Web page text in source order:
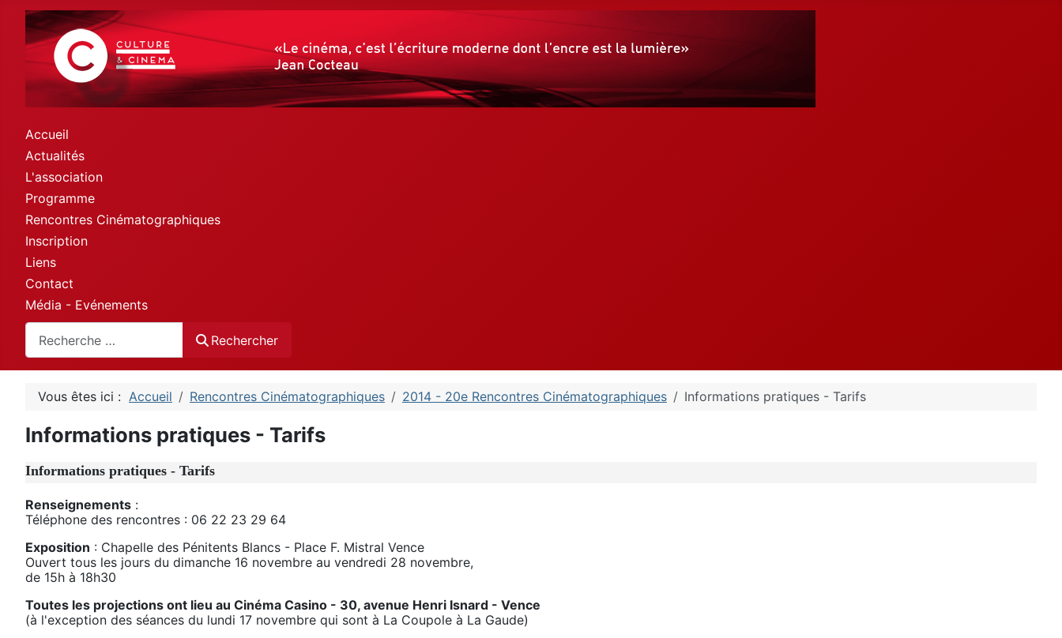
Accueil
Actualités
L'association
Programme
Rencontres Cinématographiques
Inscription
Liens
Contact
Média - Evénements
Rechercher
Vous êtes ici : Accueil Rencontres Cinématographiques 2014 - 20e Rencontres Cinématographiques Informations pratiques - Tarifs
Informations pratiques - Tarifs
Informations pratiques - Tarifs
Renseignements :
Téléphone des rencontres : 06 22 23 29 64
Exposition : Chapelle des Pénitents Blancs - Place F. Mistral Vence
Ouvert tous les jours du dimanche 16 novembre au vendredi 28 novembre,
de 15h à 18h30
Toutes les projections ont lieu au Cinéma Casino - 30, avenue Henri Isnard - Vence
(à l'exception des séances du lundi 17 novembre qui sont à La Coupole à La Gaude)